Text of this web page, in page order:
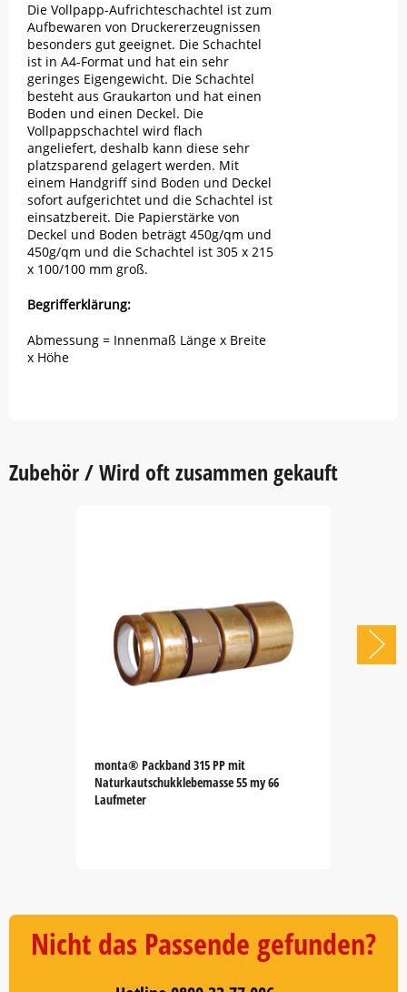
Die Vollpapp-Aufrichteschachtel ist zum
Aufbewaren von Druckererzeugnissen
besonders gut geeignet. Die Schachtel
ist in A4-Format und hat ein sehr
geringes Eigengewicht. Die Schachtel
besteht aus Graukarton und hat einen
Boden und einen Deckel. Die
Vollpappschachtel wird flach
angeliefert, deshalb kann diese sehr
platzsparend gelagert werden. Mit
einem Handgriff sind Boden und Deckel
sofort aufgerichtet und die Schachtel ist
einsatzbereit. Die Papierstärke von
Deckel und Boden beträgt 450g/qm und
450g/qm und die Schachtel ist 305 x 215
x 100/100 mm groß.
Begrifferklärung:
Abmessung = Innenmaß Länge x Breite
x Höhe
Zubehör / Wird oft zusammen gekauft
monta® Packband 315 PP mit
Naturkautschukklebemasse 55 my 66
Laufmeter
5
Nicht das Passende gefunden?